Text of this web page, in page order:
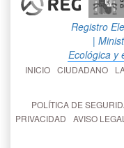
Registro
|
Ecológica y
INICIO CIUDADANO
POLÍTICA DE
PRIVACIDAD
AVISO LEGAL